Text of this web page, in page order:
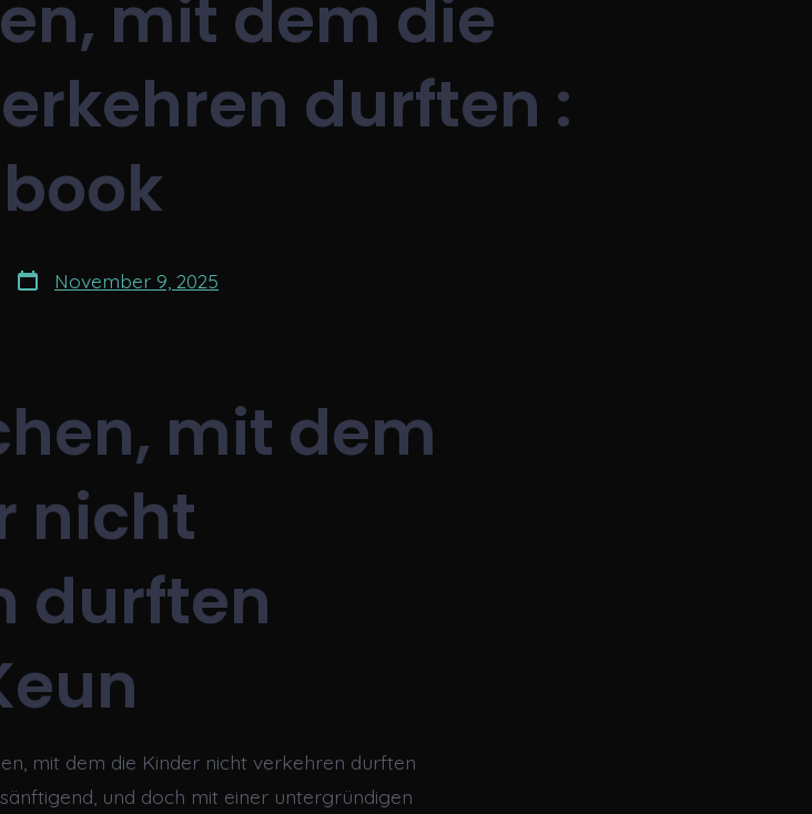
mit dem die
durften :
Post
date
November 9, 2025
mit dem
nicht
durften
mit dem die Kinder nicht verkehren durften
und doch mit einer untergründigen